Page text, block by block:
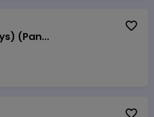
Manevrų operatorius (-ė) (Panevėžys) (Panevėžys, LT)